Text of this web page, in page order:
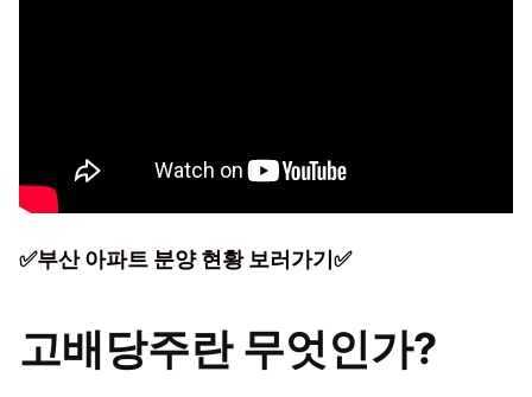
✅부산 아파트 분양 현황 보러가기✅
고배당주란 무엇인가?